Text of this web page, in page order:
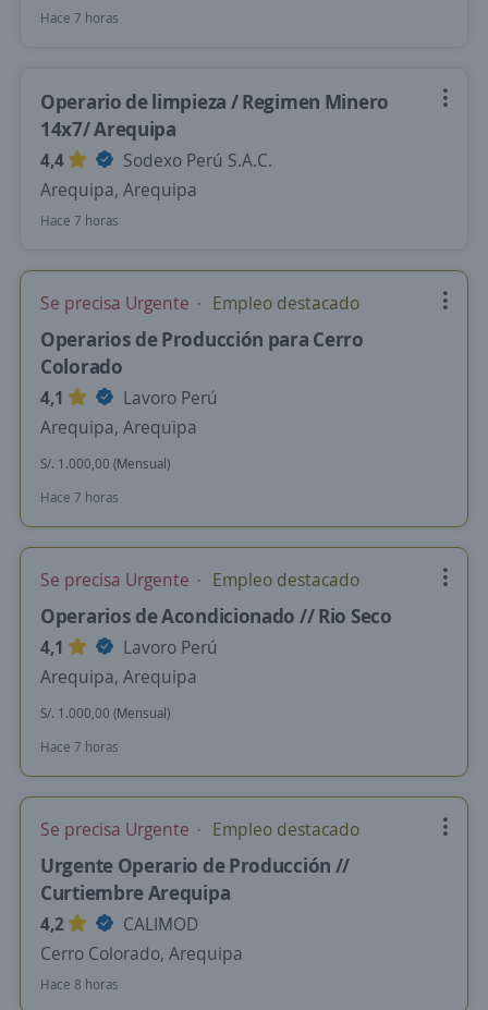
Hace 7 horas
Operario de limpieza / Regimen Minero
14x7/ Arequipa
4,4
Sodexo Perú S.A.C.
Arequipa, Arequipa
Hace 7 horas
Se precisa Urgente Empleo destacado
Operarios de Producción para Cerro
Colorado
4,1
Lavoro Perú
Arequipa, Arequipa
S/. 1.000,00 (Mensual)
Hace 7 horas
Se precisa Urgente Empleo destacado
Operarios de Acondicionado // Rio Seco
4,1
Lavoro Perú
Arequipa, Arequipa
S/. 1.000,00 (Mensual)
Hace 7 horas
Se precisa Urgente Empleo destacado
Urgente Operario de Producción //
Curtiembre Arequipa
4,2
CALIMOD
Cerro Colorado, Arequipa
Hace 8 horas